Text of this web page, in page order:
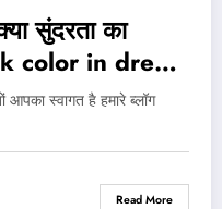
सुंदरता का
color in dream
आपका स्वागत है हमारे ब्लॉग
Read More